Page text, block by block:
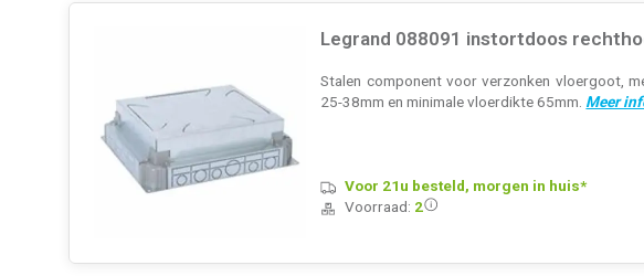
Legrand 088091 instortdoos
Stalen component voor verzonken vloergoot,
25-38mm en minimale vloerdikte 65mm. Meer
Voor 21u besteld, morgen in huis*
Voorraad: 2